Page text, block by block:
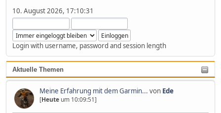
10. August 2026, 17:10:31
Login with username, password and session length
Aktuelle Themen
Meine Erfahrung mit dem Garmin... von Ede
[Heute um 10:09:51]